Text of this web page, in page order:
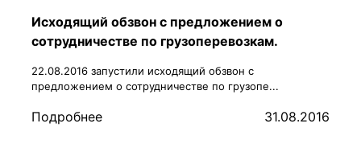
Исходящий обзвон с предложением о
сотрудничестве по грузоперевозкам.
22.08.2016 запустили исходящий обзвон с
предложением о сотрудничестве по грузопе...
Подробнее 31.08.2016